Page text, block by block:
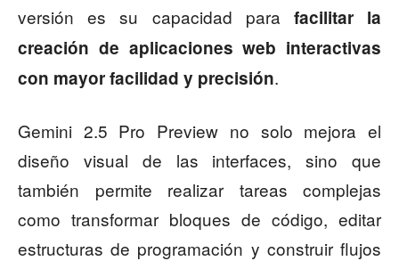
versión es su capacidad para facilitar la
creación de aplicaciones web interactivas
con mayor facilidad y precisión.
Gemini 2.5 Pro Preview no solo mejora el
diseño visual de las interfaces, sino que
también permite realizar tareas complejas
como transformar bloques de código, editar
estructuras de programación y construir flujos